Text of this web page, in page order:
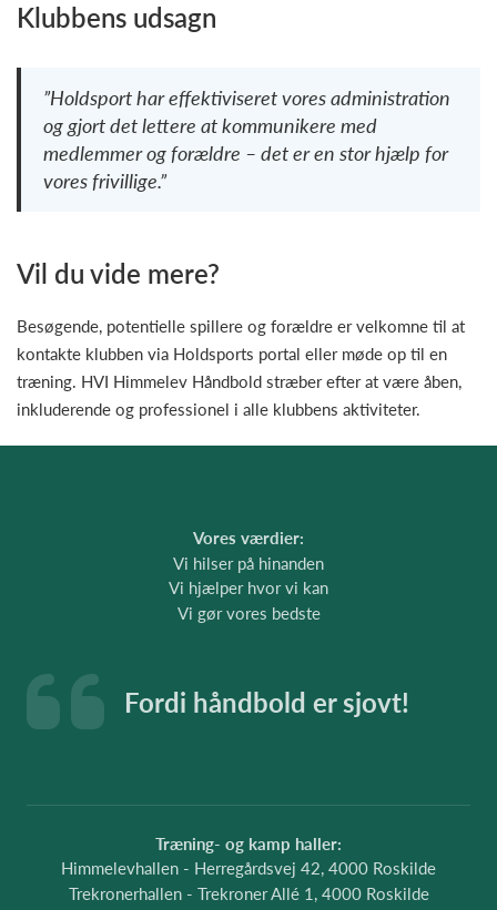
Klubbens udsagn
”Holdsport har effektiviseret vores administration
og gjort det lettere at kommunikere med
medlemmer og forældre – det er en stor hjælp for
vores frivillige.”
Vil du vide mere?
Besøgende, potentielle spillere og forældre er velkomne til at
kontakte klubben via Holdsports portal eller møde op til en
træning. HVI Himmelev Håndbold stræber efter at være åben,
inkluderende og professionel i alle klubbens aktiviteter.
Vores værdier:
Vi hilser på hinanden
Vi hjælper hvor vi kan
Vi gør vores bedste
Fordi håndbold er sjovt!
Træning- og kamp haller:
Himmelevhallen - Herregårdsvej 42, 4000 Roskilde
Trekronerhallen - Trekroner Allé 1, 4000 Roskilde